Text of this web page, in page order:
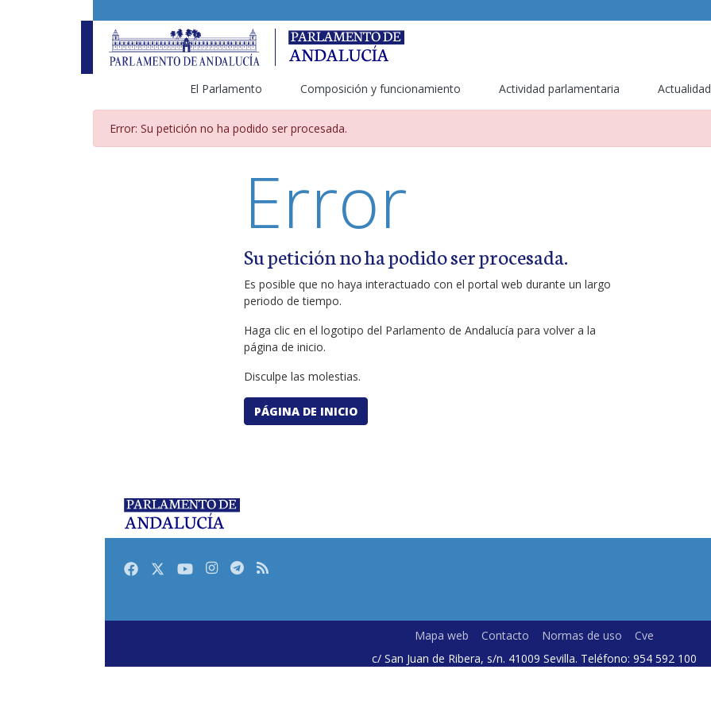
El Parlamento Composición y funcionamiento Actividad parlamentaria Actualidad
Página de error
Error: Su petición no ha podido ser procesada.
Error
Su petición no ha podido ser procesada.
Es posible que no haya interactuado con el portal web durante un largo
periodo de tiempo.
Haga clic en el logotipo del Parlamento de Andalucía para volver a la
página de inicio.
Disculpe las molestias.
PÁGINA DE INICIO
FacebookTwitterYoutubeInstagram
Telegram
RSS
Mapa web Contacto Normas de uso
Cve
c/ San Juan de Ribera, s/n. 41009 Sevilla. Teléfono: 954 592 100